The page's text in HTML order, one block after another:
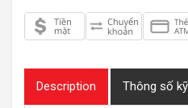
Description Thông số